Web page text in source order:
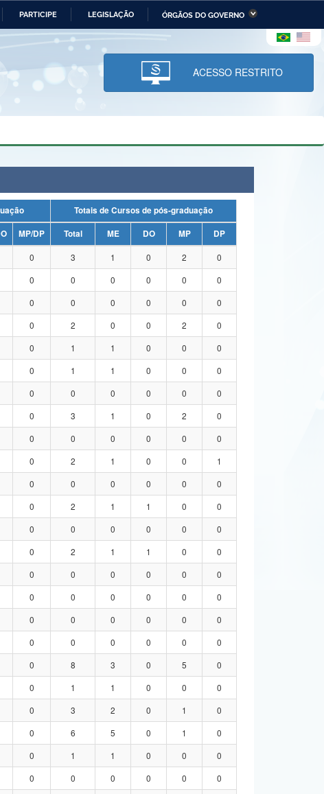
PARTICIPE LEGISLAÇÃO ÓRGÃOS DO GOVERNO
Ministério da Economia Ministério da Infraestrutura
Ministério da Ciência,
Tecnologia, Inovações e
Comunicações
dos Direitos Humanos
ACESSO RESTRITO
graduação
Totais de Cursos de pós-graduação
MP/DP Total ME DO MP
DP
0 3 1 0 2
0
0 0 0 0 0
0
0 0 0 0 0
0
0 2 0 0 2
0
0 1 1 0 0
0
0 1 1 0 0
0
0 0 0 0 0
0
0 3 1 0 2
0
0 0 0 0 0
0
0 2 1 0 0
1
0 0 0 0 0
0
0 2 1 1 0
0
0 0 0 0 0
0
0 2 1 1 0
0
0 0 0 0 0
0
0 0 0 0 0
0
0 0 0 0 0
0
0 0 0 0 0
0
0 8 3 0 5
0
0 1 1 0 0
0
0 3 2 0 1
0
0 6 5 0 1
0
0 1 1 0 0
0
0 0 0 0 0
0